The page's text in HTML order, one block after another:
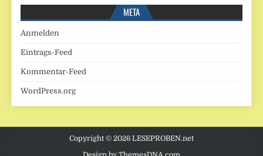
META
Anmelden
Eintrags-Feed
Kommentar-Feed
WordPress.org
Copyright © 2026 LESEPROBEN.net